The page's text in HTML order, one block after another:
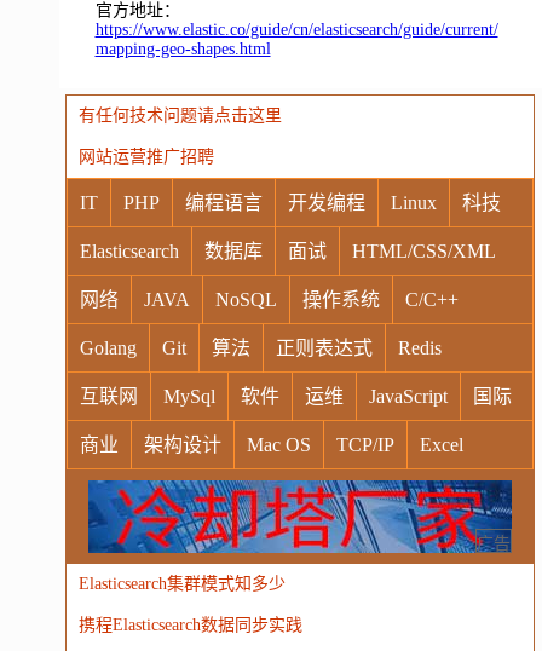
官方地址：
https://www.elastic.co/guide/cn/elasticsearch/guide/current/
mapping-geo-shapes.html
有任何技术问题请点击这里
网站运营推广招聘
IT PHP 编程语言 开发编程 Linux 科技
Elasticsearch 数据库 面试 HTML/CSS/XML
网络 JAVA NoSQL 操作系统 C/C++
Golang Git 算法 正则表达式 Redis
互联网 MySql 软件 运维 JavaScript 国际
商业 架构设计 Mac OS TCP/IP Excel
Windows Oracle Socket VR Vim
MongoDB 运营 Python MemCache 硬件
电子 娱乐 设计 摄影
WordPress HTTP 团建
广告
Elasticsearch集群模式知多少
携程Elasticsearch数据同步实践